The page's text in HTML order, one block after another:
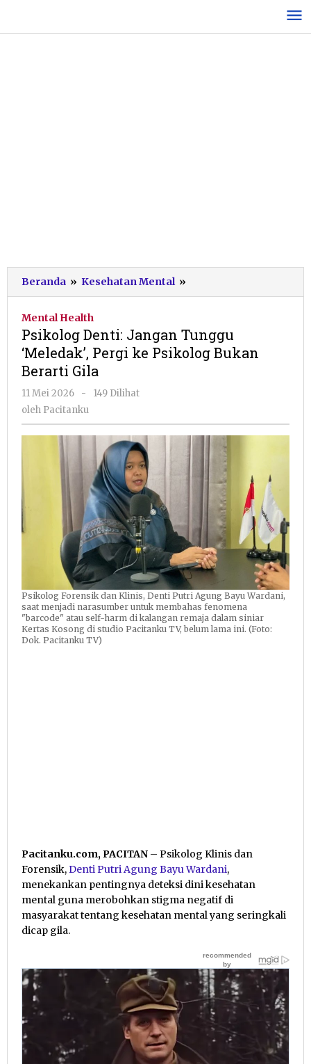
konten
Beranda » Kesehatan Mental »
Denti:
'Meledak',
Pergi
Gila
Mental Health
Psikolog Denti: Jangan Tunggu
‘Meledak’, Pergi ke Psikolog Bukan
Berarti Gila
11 Mei 2026
oleh
Pacitanku
-
149 Dilihat
oleh Pacitanku
Psikolog Forensik dan Klinis, Denti Putri Agung Bayu Wardani,
saat menjadi narasumber untuk membahas fenomena
"barcode" atau self-harm di kalangan remaja dalam siniar
Kertas Kosong di studio Pacitanku TV, belum lama ini. (Foto:
Dok. Pacitanku TV)
Pacitanku.com, PACITAN – Psikolog Klinis dan
Forensik, Denti Putri Agung Bayu Wardani,
menekankan pentingnya deteksi dini kesehatan
mental guna merobohkan stigma negatif di
masyarakat tentang kesehatan mental yang seringkali
dicap gila.